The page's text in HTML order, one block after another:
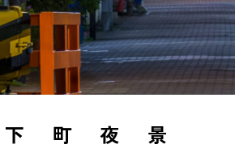
下 町 夜 景